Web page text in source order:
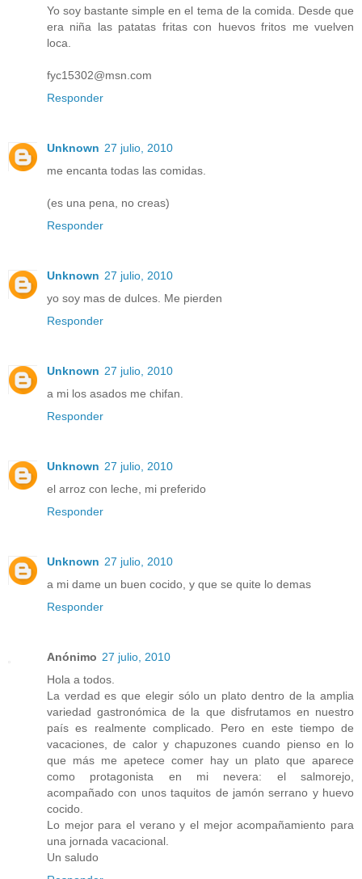
Yo soy bastante simple en el tema de la comida. Desde que
era niña las patatas fritas con huevos fritos me vuelven
loca.
fyc15302@msn.com
Responder
Unknown 27 julio, 2010
me encanta todas las comidas.
(es una pena, no creas)
Responder
Unknown 27 julio, 2010
yo soy mas de dulces. Me pierden
Responder
Unknown 27 julio, 2010
a mi los asados me chifan.
Responder
Unknown 27 julio, 2010
el arroz con leche, mi preferido
Responder
Unknown 27 julio, 2010
a mi dame un buen cocido, y que se quite lo demas
Responder
Anónimo 27 julio, 2010
Hola a todos.
La verdad es que elegir sólo un plato dentro de la amplia
variedad gastronómica de la que disfrutamos en nuestro
país es realmente complicado. Pero en este tiempo de
vacaciones, de calor y chapuzones cuando pienso en lo
que más me apetece comer hay un plato que aparece
como protagonista en mi nevera: el salmorejo,
acompañado con unos taquitos de jamón serrano y huevo
cocido.
Lo mejor para el verano y el mejor acompañamiento para
una jornada vacacional.
Un saludo